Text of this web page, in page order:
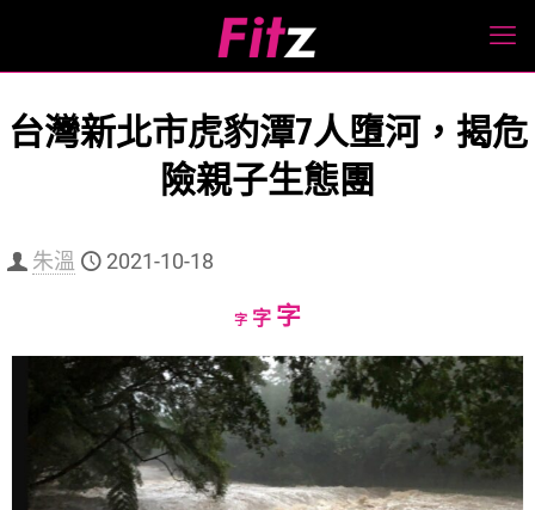
台灣新北市虎豹潭7人墮河，揭危
險親子生態團
朱溫 2021-10-18
字Decrease
size.
字Reset
size.
字Increase
size.